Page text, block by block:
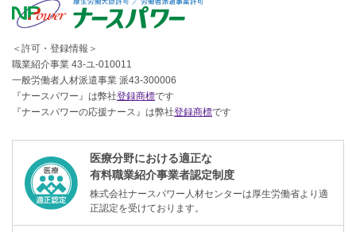
＜許可・登録情報＞
職業紹介事業 43-ユ-010011
一般労働者人材派遣事業 派43-300006
『ナースパワー』は弊社登録商標です
『ナースパワーの応援ナース』は弊社登録商標です
医療分野における適正な
有料職業紹介事業者認定制度
株式会社ナースパワー人材センターは厚生労働省より適
正認定を受けております。